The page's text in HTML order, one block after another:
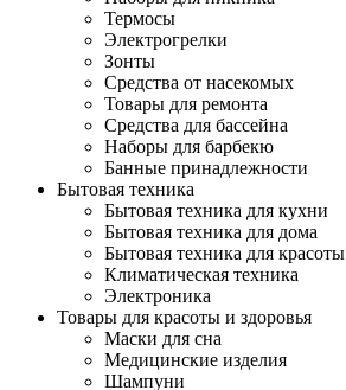
Термосы
Электрогрелки
Зонты
Средства от насекомых
Товары для ремонта
Средства для бассейна
Наборы для барбекю
Банные принадлежности
Бытовая техника
Бытовая техника для кухни
Бытовая техника для дома
Бытовая техника для красоты
Климатическая техника
Электроника
Товары для красоты и здоровья
Маски для сна
Медицинские изделия
Шампуни